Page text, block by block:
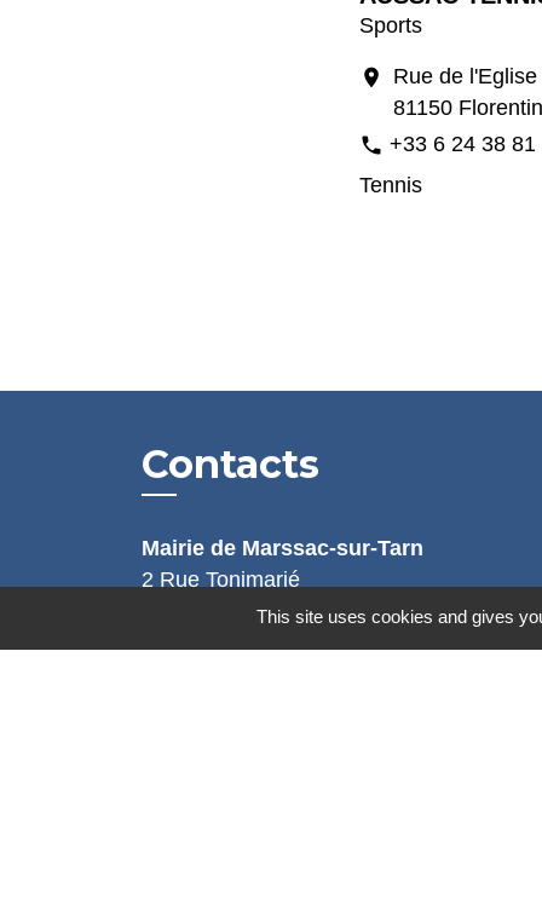
Sports
location_on
Rue de l'Eglise
81150 Florentin
phone +33 6 24 38 81
Tennis
Contacts
Mairie de Marssac-sur-Tarn
2 Rue Tonimarié
81150 Marssac-sur-Tarn - FRANCE
This site uses cookies and gives